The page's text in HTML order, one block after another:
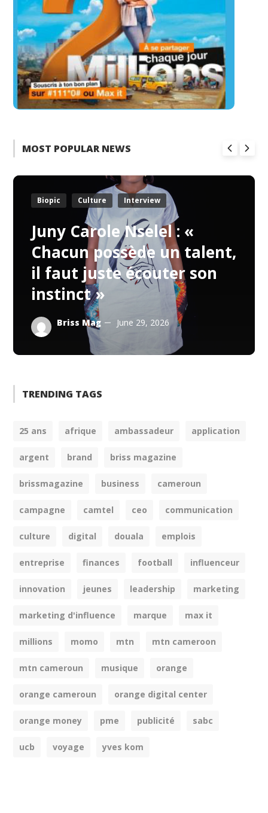
MOST POPULAR NEWS
Juny Carole Nselel : «
Chacun possède un talent,
il faut juste écouter son
instinct »
Briss Mag June 29, 2026
Biopic Culture Interview
TRENDING TAGS
25 ans afrique ambassadeur application
argent brand briss magazine
brissmagazine business cameroun
campagne camtel ceo communication
culture digital douala emplois
entreprise finances football influenceur
innovation jeunes leadership marketing
marketing d'influence marque max it
millions momo mtn mtn cameroon
mtn cameroun musique orange
orange cameroun orange digital center
orange money pme publicité sabc
ucb voyage yves kom